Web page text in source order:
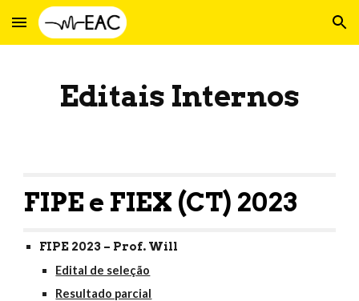
Skip to main content Skip to navigation
Editais Internos
FIPE e FIEX (CT) 2023
FIPE 2023 – Prof. Will
Edital de seleção
Resultado parcial